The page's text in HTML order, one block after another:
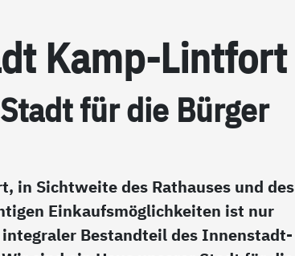
Kamp-Lint­fort
für die Bür­ger
in Sichtweite des Rathauses und des
Einkaufsmöglichkeiten ist nur
Bestandteil des Innenstadt-